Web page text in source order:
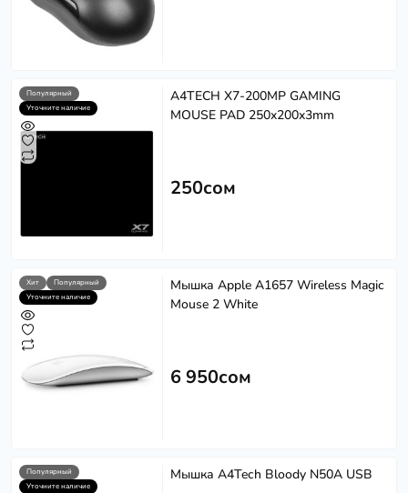
Популярный
Уточните наличие
A4TECH X7-200MP GAMING
MOUSE PAD 250x200x3mm
250сом
Хит
Популярный
Уточните наличие
Мышка Apple A1657 Wireless Magic
Mouse 2 White
6 950сом
Популярный
Уточните наличие
Мышка A4Tech Bloody N50A USB